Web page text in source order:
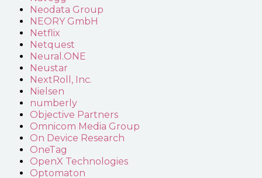
Neodata Group
NEORY GmbH
Netflix
Netquest
Neural.ONE
Neustar
NextRoll, Inc.
Nielsen
numberly
Objective Partners
Omnicom Media Group
On Device Research
OneTag
OpenX Technologies
Optomaton